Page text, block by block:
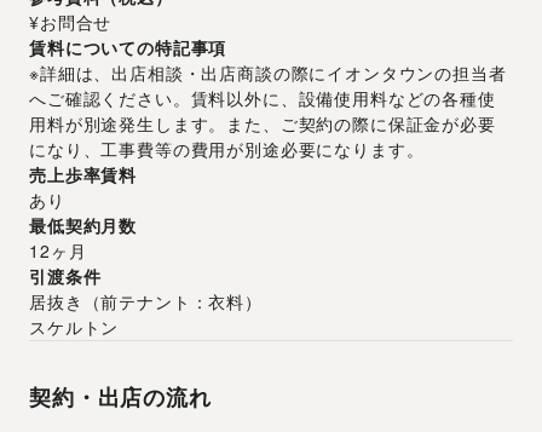
¥お問合せ
賃料についての特記事項
※詳細は、出店相談・出店商談の際にイオンタウンの担当者
へご確認ください。賃料以外に、設備使用料などの各種使
用料が別途発生します。また、ご契約の際に保証金が必要
になり、工事費等の費用が別途必要になります。
売上歩率賃料
あり
最低契約月数
12ヶ月
引渡条件
居抜き
（前テナント：衣料）
スケルトン
契約・出店の流れ